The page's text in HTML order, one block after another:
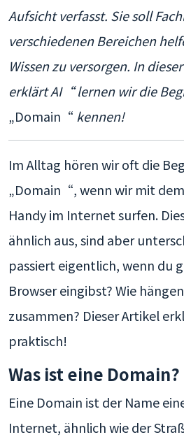
Aufsicht verfasst. Sie soll
verschiedenen Bereichen
Wissen zu versorgen. In
erklärt AI“ lernen wir die
„Domain“ kennen!
Im Alltag hören wir oft die
„Domain“, wenn wir mit
Handy im Internet surfen.
ähnlich aus, sind aber
passiert eigentlich, wenn du
Browser eingibst? Wie
zusammen? Dieser Artikel
praktisch!
Was ist eine Domain?
Eine Domain ist der Name
Internet, ähnlich wie der